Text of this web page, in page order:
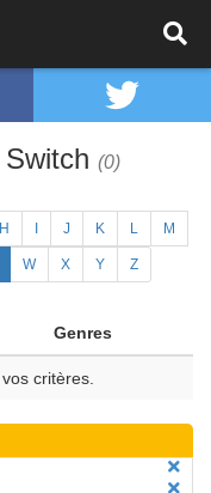
(0)
H J K L M
W X Y Z
Genres
critères.